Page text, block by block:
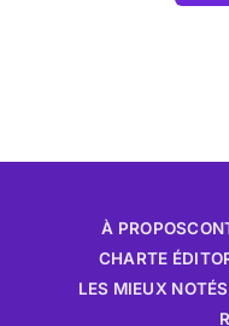
À PROPOS
CHARTE
LES MIEUX NOTÉS